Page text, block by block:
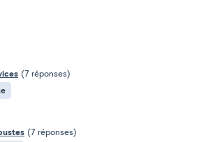
(7 réponses)
(7 réponses)